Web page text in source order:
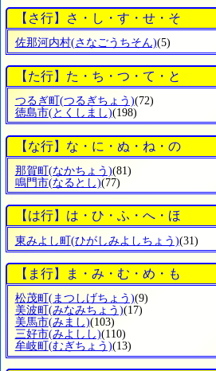
【さ行】さ・し・す・せ・そ
佐那河内村(さなごうちそん)(5)
【た行】た・ち・つ・て・と
つるぎ町 (つるぎちょう)(72)
徳島市(とくしまし)(198)
【な行】な・に・ぬ・ね・の
那賀町 (なかちょう)(81)
鳴門市(なるとし)(77)
【は行】は・ひ・ふ・へ・ほ
東みよし町(ひがしみよしちょう)(31)
【ま行】ま・み・む・め・も
松茂町 (まつしげちょう)(9)
美波町 (みなみちょう)(17)
美馬市(みまし)(103)
三好市(みよしし)(110)
牟岐町 (むぎちょう)(13)